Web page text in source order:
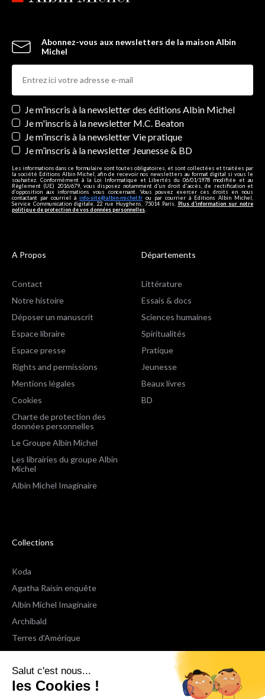
Salut c'est nous...
les Cookies !
Abonnez-vous aux newsletters de la maison Albin
Michel
Newsletters
Je m’inscris à la newsletter des éditions Albin Michel
Je m'inscris à la newsletter M.C. Beaton
Je m’inscris à la newsletter Vie pratique
Je m’inscris à la newsletter Jeunesse & BD
Les informations dans ce formulaire sont toutes obligatoires, et sont collectées et traitées par
la société Editions Albin Michel, afin de recevoir nos newsletters au format digital si vous le
souhaitez. Conformément à la Loi Informatique et Libertés du 06/01/1978 modifiée et au
Règlement (UE) 2016/679, vous disposez notamment d'un droit d'accès, de rectification et
d’opposition aux informations vous concernant. Vous pouvez exercer ces droits en nous
contactant par courriel à info-site@albin-michel.fr ou par courrier à Editions Albin Michel,
Service Communication digitale, 22 rue Huyghens, 75014 Paris. Plus d’information sur notre
politique de protection de vos données personnelles
A Propos
Contact
Notre histoire
Déposer un manuscrit
Espace libraire
Espace presse
Rights and permissions
Mentions légales
Cookies
Charte de protection des
données personnelles
Le Groupe Albin Michel
Les librairies du groupe Albin
Michel
Albin Michel Imaginaire
Départements
Littérature
Essais & docs
Sciences humaines
Spiritualités
Pratique
Jeunesse
Beaux livres
BD
Collections
Koda
Agatha Raisin enquête
Albin Michel Imaginaire
Archibald
Terres d'Amérique
Espaces Libres Poche
NOX
Wiz